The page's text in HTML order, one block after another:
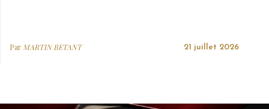
Par MARTIN BETANT 21 juillet 2026